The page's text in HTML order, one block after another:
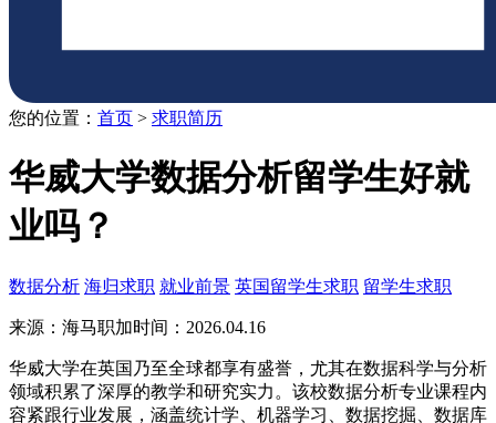
您的位置： 首页 > 求职简历
华威大学数据分析留学生好就
业吗？
数据分析 海归求职 就业前景 英国留学生求职 留学生求职
来源：海马职加时间：2026.04.16
华威大学在英国乃至全球都享有盛誉，尤其在数据科学与分析
领域积累了深厚的教学和研究实力。该校数据分析专业课程内
容紧跟行业发展，涵盖统计学、机器学习、数据挖掘、数据库